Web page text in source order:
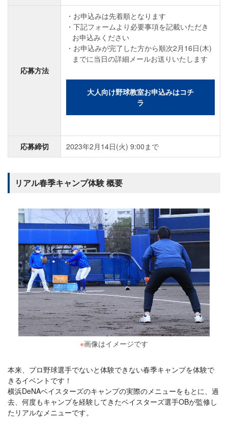
応募方法
お申込みは先着順となります
下記フォームより必要事項を記載いただき
お申込みください
お申込みが完了した方から順次2月16日(木)
までに当日の詳細メールお送りいたします
大人向け野球教室お申込みはコチ
ラ
応募締切 2023年2月14日(火) 9:00まで
リアル春季キャンプ体験 概要
※画像はイメージです
本来、プロ野球選手でないと体験できない春季キャンプを体験で
きるイベントです！
横浜DeNAベイスターズのキャンプの実際のメニューをもとに、過
去、何度もキャンプを経験してきたベイスターズ選手OBが監修し
たリアルなメニューです。